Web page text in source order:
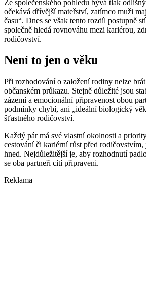
Ze společenského pohledu bývá tlak
očekává dřívější mateřství, zatímco muži
času“. Dnes se však tento rozdíl postupně
společně hledá rovnováhu mezi kariérou,
rodičovství.
Není to jen o věku
Při rozhodování o založení rodiny nelze
občanském průkazu. Stejně důležité jsou
zázemí a emocionální připravenost obou
podmínky chybí, ani „ideální biologický
šťastného rodičovství.
Každý pár má své vlastní okolnosti a
cestování či kariérní růst před
hned. Nejdůležitější je, aby rozhodnutí
se oba partneři cítí připraveni.
Reklama